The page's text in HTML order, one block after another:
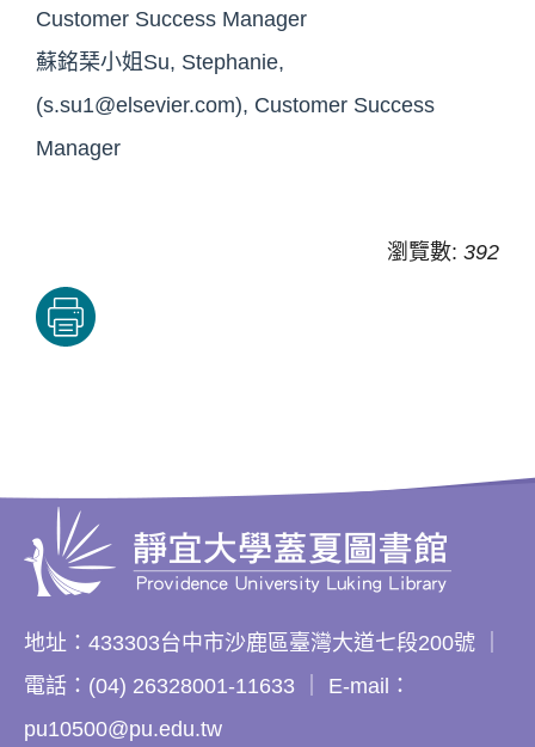
Customer Success Manager
蘇銘琹小姐Su, Stephanie,
(s.su1@elsevier.com), Customer Success
Manager
瀏覽數: 392
地址：433303台中市沙鹿區臺灣大道七段200號 ｜
電話：(04) 26328001-11633 ｜ E-mail：
pu10500@pu.edu.tw